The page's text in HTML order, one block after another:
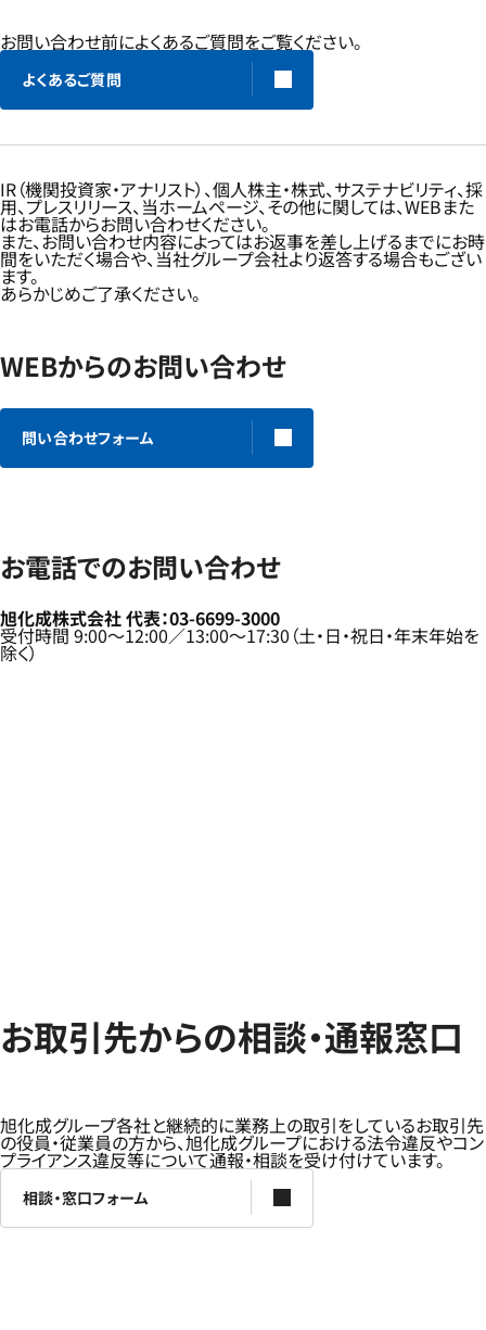
お問い合わせ前によくあるご質問をご覧ください。
よくあるご質問
IR（機関投資家・アナリスト）、個人株主・株式、サステナビリティ、採
用、プレスリリース、当ホームページ、その他に関しては、WEBまた
はお電話からお問い合わせください。
また、お問い合わせ内容によってはお返事を差し上げるまでにお時
間をいただく場合や、当社グループ会社より返答する場合もござい
ます。
あらかじめご了承ください。
WEBからのお問い合わせ
問い合わせフォーム
お電話でのお問い合わせ
旭化成株式会社 代表：03-6699-3000
受付時間 9:00～12:00／13:00～17:30（土・日・祝日・年末年始を
除く）
お取引先からの相談・通報窓口
旭化成グループ各社と継続的に業務上の取引をしているお取引先
の役員・従業員の方から、旭化成グループにおける法令違反やコン
プライアンス違反等について通報・相談を受け付けています。
相談・窓口フォーム